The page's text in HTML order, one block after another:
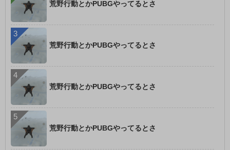
荒野行動とかPUBGやってるとさ
荒野行動とかPUBGやってるとさ
荒野行動とかPUBGやってるとさ
荒野行動とかPUBGやってるとさ